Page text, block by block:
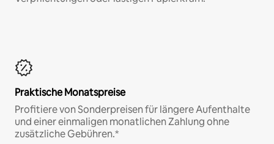
Praktische Monatspreise
Profitiere von Sonderpreisen für längere Aufenthalte
und einer einmaligen monatlichen Zahlung ohne
zusätzliche Gebühren.*